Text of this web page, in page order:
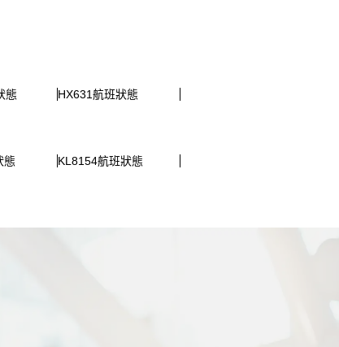
態
HX631航班狀態
態
KL8154航班狀態